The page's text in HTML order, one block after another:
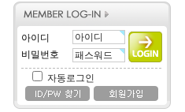
아이디
비밀번호
자동로그인